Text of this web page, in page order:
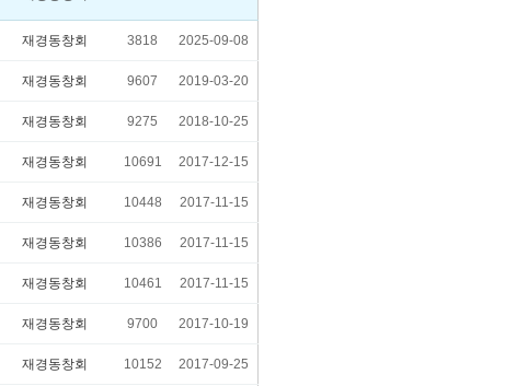
재경동창회 3818 2025-09-08
재경동창회 9607 2019-03-20
재경동창회 9275 2018-10-25
재경동창회 10691 2017-12-15
재경동창회 10448 2017-11-15
재경동창회 10386 2017-11-15
재경동창회 10461 2017-11-15
재경동창회 9700 2017-10-19
재경동창회 10152 2017-09-25